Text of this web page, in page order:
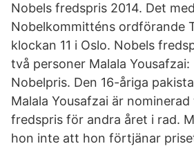
Nobels fredspris 2014. Det
Nobelkommitténs ordförande
klockan 11 i Oslo. Nobels
två personer Malala
Nobelpris. Den 16-åriga
Malala Yousafzai är
fredspris för andra året i rad.
hon inte att hon förtjänar